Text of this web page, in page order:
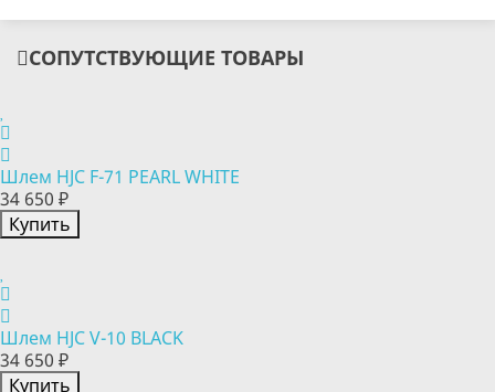
СОПУТСТВУЮЩИЕ ТОВАРЫ
Шлем HJC F-71 PEARL WHITE
34 650 ₽
Купить
Шлем HJC V-10 BLACK
34 650 ₽
Купить